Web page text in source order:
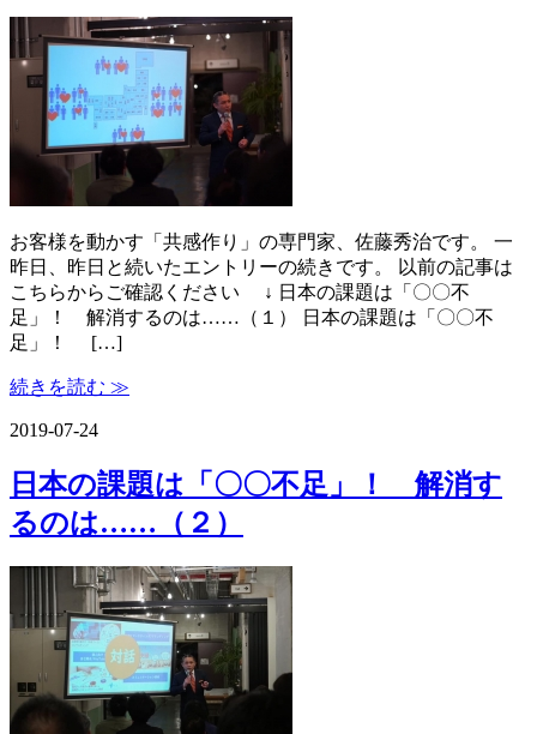
お客様を動かす「共感作り」の専門家、佐藤秀治です。 一
昨日、昨日と続いたエントリーの続きです。 以前の記事は
こちらからご確認ください ↓ 日本の課題は「〇〇不
足」！ 解消するのは……（１） 日本の課題は「〇〇不
足」！ […]
続きを読む ≫
2019-07-24
日本の課題は「〇〇不足」！ 解消す
るのは……（２）